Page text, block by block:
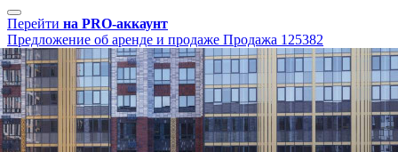
Перейти на PRO-аккаунт
Предложение об аренде и продаже Продажа 125382